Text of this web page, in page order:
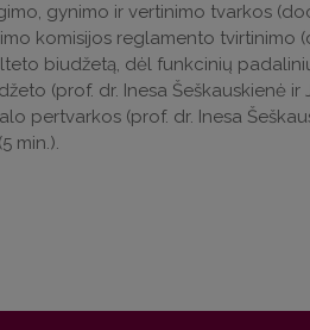
gynimo ir vertinimo tvarkos
komisijos reglamento tvirtinimo
biudžetą, dėl funkcinių
(prof. dr. Inesa Šeškauskienė ir
pertvarkos (prof. dr. Inesa
min.).